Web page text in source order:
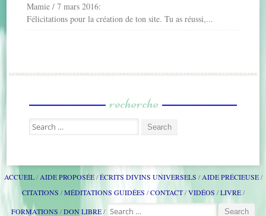
Mamie /7 mars 2016:
Félicitations pour la création de ton site. Tu as réussi,...
recherche
Search for:
ACCUEIL AIDE PROPOSÉE ÉCRITS DIVINS UNIVERSELS
AIDE PRÉCIEUSE
CITATIONS
MÉDITATIONS GUIDÉES CONTACT VIDÉOS
LIVRE
FORMATIONS
DON LIBRE SEARCH FOR: